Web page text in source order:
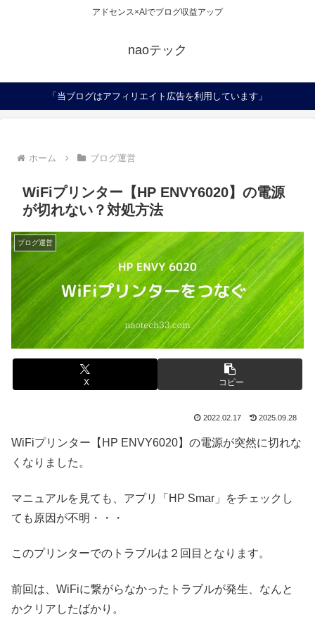
アドセンス×AIでブログ収益アップ
naoテック
「当ブログはアフィリエイト広告を利用しています」
ホーム ブログ運営
WiFiプリンター【HP ENVY6020】の電源
が切れない？対処方法
ブログ運営
X コピー
2022.02.17 2025.09.28
WiFiプリンター【HP ENVY6020】の電源が突然に切れな
くなりました。
マニュアルを見ても、アプリ「HP Smar」をチェックし
ても原因が不明・・・
このプリンターでのトラブルは２回目となります。
前回は、WiFiに繋がらなかったトラブルが発生、なんと
かクリアしたばかり。